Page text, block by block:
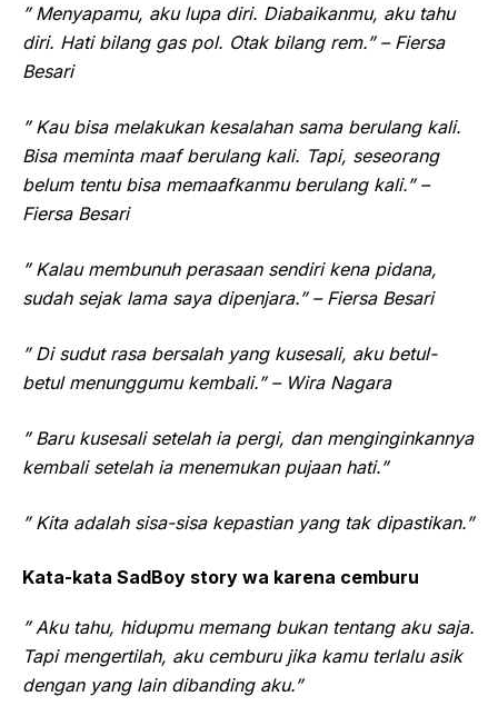
” Menyapamu, aku lupa diri. Diabaikanmu, aku tahu
diri. Hati bilang gas pol. Otak bilang rem.” – Fiersa
Besari
” Kau bisa melakukan kesalahan sama berulang kali.
Bisa meminta maaf berulang kali. Tapi, seseorang
belum tentu bisa memaafkanmu berulang kali.” –
Fiersa Besari
” Kalau membunuh perasaan sendiri kena pidana,
sudah sejak lama saya dipenjara.” – Fiersa Besari
” Di sudut rasa bersalah yang kusesali, aku betul-
betul menunggumu kembali.” – Wira Nagara
” Baru kusesali setelah ia pergi, dan menginginkannya
kembali setelah ia menemukan pujaan hati.”
” Kita adalah sisa-sisa kepastian yang tak dipastikan.”
Kata-kata SadBoy story wa karena cemburu
” Aku tahu, hidupmu memang bukan tentang aku saja.
Tapi mengertilah, aku cemburu jika kamu terlalu asik
dengan yang lain dibanding aku.”